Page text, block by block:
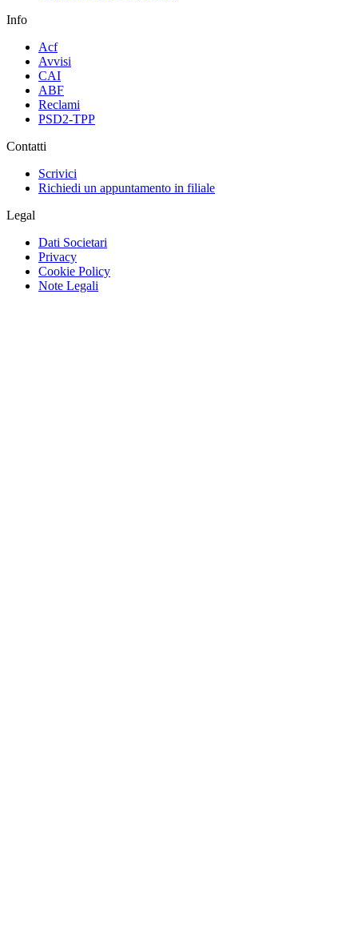
Info
Acf
Avvisi
CAI
ABF
Reclami
PSD2-TPP
Contatti
Scrivici
Richiedi un appuntamento in filiale
Legal
Dati Societari
Privacy
Cookie Policy
Note Legali